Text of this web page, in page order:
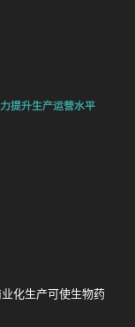
提升生产运营水平
化生产可使生物药